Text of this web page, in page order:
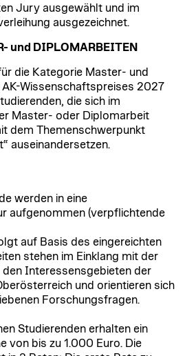
Jury ausgewählt und im
ausgezeichnet.
und DIPLOMARBEITEN
die Kategorie Master- und
Wissenschaftspreises 2027
die sich im
Master- oder Diplomarbeit
dem Themenschwerpunkt
auseinandersetzen.
werden in eine
aufgenommen (verpflichtende
auf Basis des eingereichten
stehen im Einklang mit der
den Interessensgebieten der
und orientieren sich
Forschungsfragen.
Studierenden erhalten ein
von bis zu 1.000 Euro. Die